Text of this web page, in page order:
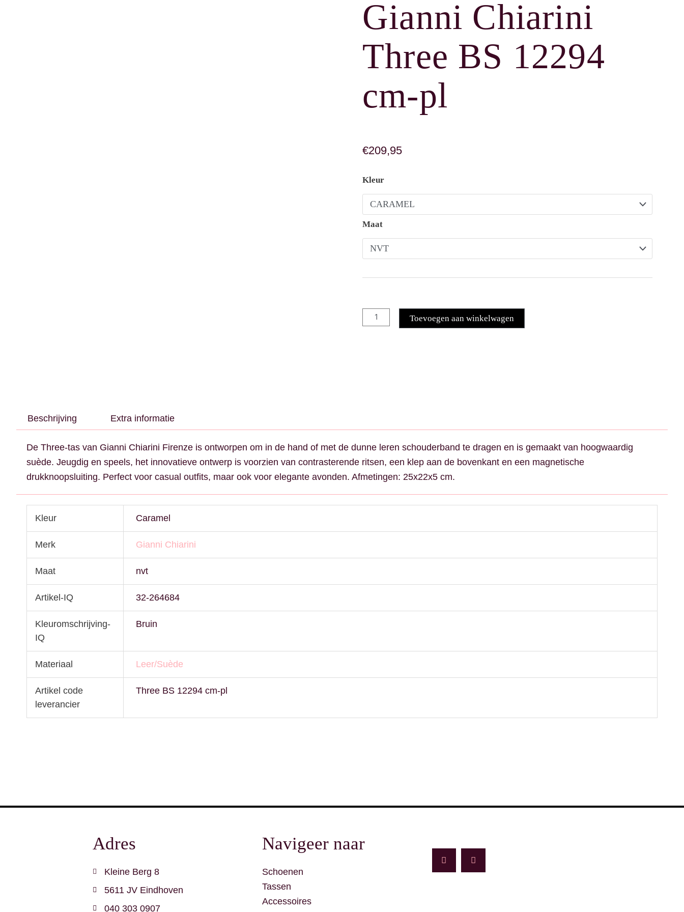
Gianni Chiarini
Three BS 12294
cm-pl
€209,95
Kleur
Maat
Gianni Chiarini Three BS 12294 cm-pl aantal
Toevoegen aan winkelwagen
Beschrijving Extra informatie
De Three-tas van Gianni Chiarini Firenze is ontworpen om in de hand of met de dunne leren schouderband te dragen en is gemaakt van hoogwaardig
suède. Jeugdig en speels, het innovatieve ontwerp is voorzien van contrasterende ritsen, een klep aan de bovenkant en een magnetische
drukknoopsluiting. Perfect voor casual outfits, maar ook voor elegante avonden. Afmetingen: 25x22x5 cm.
Kleur Caramel
Merk Gianni Chiarini
Maat nvt
Artikel-IQ 32-264684
Kleuromschrijving-
IQ
Bruin
Materiaal Leer/Suède
Artikel code
leverancier
Three BS 12294 cm-pl
Adres
Kleine Berg 8
5611 JV Eindhoven
040 303 0907
Navigeer naar
Schoenen
Tassen
Accessoires
e
b
t
a